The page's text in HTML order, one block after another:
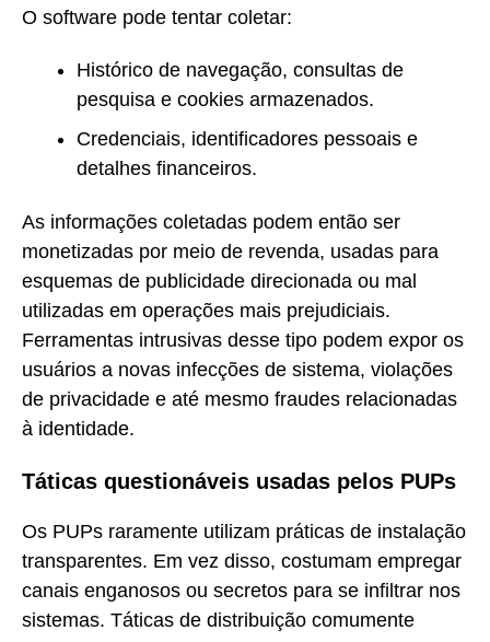
O software pode tentar coletar:
Histórico de navegação, consultas de
pesquisa e cookies armazenados.
Credenciais, identificadores pessoais e
detalhes financeiros.
As informações coletadas podem então ser
monetizadas por meio de revenda, usadas para
esquemas de publicidade direcionada ou mal
utilizadas em operações mais prejudiciais.
Ferramentas intrusivas desse tipo podem expor os
usuários a novas infecções de sistema, violações
de privacidade e até mesmo fraudes relacionadas
à identidade.
Táticas questionáveis usadas pelos PUPs
Os PUPs raramente utilizam práticas de instalação
transparentes. Em vez disso, costumam empregar
canais enganosos ou secretos para se infiltrar nos
sistemas. Táticas de distribuição comumente